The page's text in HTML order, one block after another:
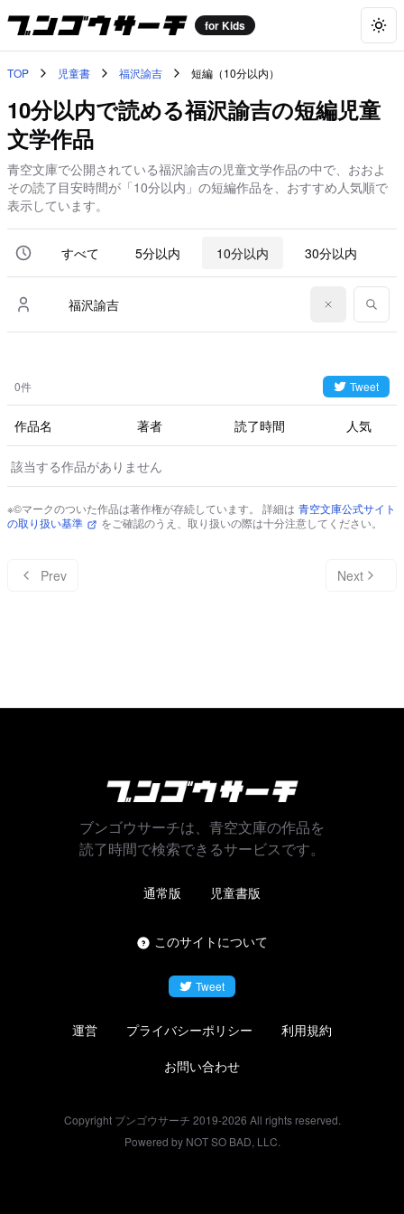
for Kids
TOP 児童書 福沢諭吉 短編（10分以内）
10分以内で読める福沢諭吉の短編児童
文学作品
青空文庫で公開されている福沢諭吉の児童文学作品の中で、おおよ
その読了目安時間が「10分以内」の短編作品を、おすすめ人気順で
表示しています。
すべて 5分以内 10分以内 30分以内
0件 Tweet
作品名 著者 読了時間 人気
該当する作品がありません
※©マークのついた作品は著作権が存続しています。 詳細は 青空文庫公式サイト
の取り扱い基準
をご確認のうえ、取り扱いの際は十分注意してください。
Prev Next
ブンゴウサーチは、青空文庫の作品を
読了時間で検索できるサービスです。
通常版 児童書版
このサイトについて
Tweet
運営 プライバシーポリシー
利用規約
お問い合わせ
Copyright ブンゴウサーチ 2019-2026 All rights reserved.
Powered by NOT SO BAD, LLC.